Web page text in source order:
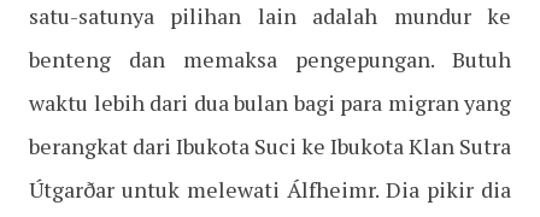
satu-satunya pilihan lain adalah mundur ke
benteng dan memaksa pengepungan. Butuh
waktu lebih dari dua bulan bagi para migran yang
berangkat dari Ibukota Suci ke Ibukota Klan Sutra
Útgarðar untuk melewati Álfheimr. Dia pikir dia